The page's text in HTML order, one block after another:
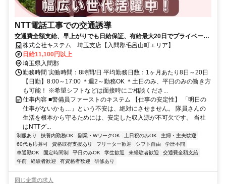
NTT電話工事での交通誘導
交通費全額支給、早上がりでも日給保証、有給最大20日でプライベート
も充実、安定収入！！資格取得した方は手当あり！業務中の装備品は無
料支給で自己負担なし！定年制度もなく、シニアの方も活躍中！9割の
方が、未経験入社から活躍していて、どなたでも安心して働ける環境で
す！大手上場企業のグループで、仕事もプライベートも安定を実現した
い方は、まずは一度ご応募ください！
株式会社キステム 埼玉支店【入間郡毛呂山町エリア】
日給11,100円以上
埼玉県入間郡
勤務時間 実働時間：8時間/日 平均勤務日数：1ヶ月あたり8日～20日
【日勤】8:00～17:00 ＊週2～勤務OK ＊土日のみ、平日のみの働き方
も可能！ ※希望シフトなどは面接時にご相談くださ...
仕事内容 ■警備員ファーストのキステム 【仕事の安定性】 「明日の
仕事がないかも…」という不安は、絶対にさせません。 隊員さんの
生活を根本から守るためには、安定した収入源が不可欠です。 当社
はNTTグ...
制服あり 扶養内勤務OK 副業・WワークOK 土日祝のみOK
主婦・主夫歓迎
60代も応募可
資格取得支援あり フリーター歓迎 シフト自由
学歴不問
車通勤OK
固定時間制 平日のみOK 学生歓迎 未経験者歓迎
交通費全額支給
午前
経験者歓迎 有資格者歓迎 研修あり
同じ企業の求人